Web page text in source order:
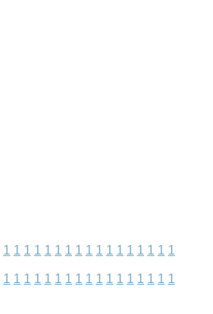
1 1 1 1 1 1 1 1 1 1 1 1 1 1 1 1 1
1 1 1 1 1 1 1 1 1 1 1 1 1 1 1 1 1